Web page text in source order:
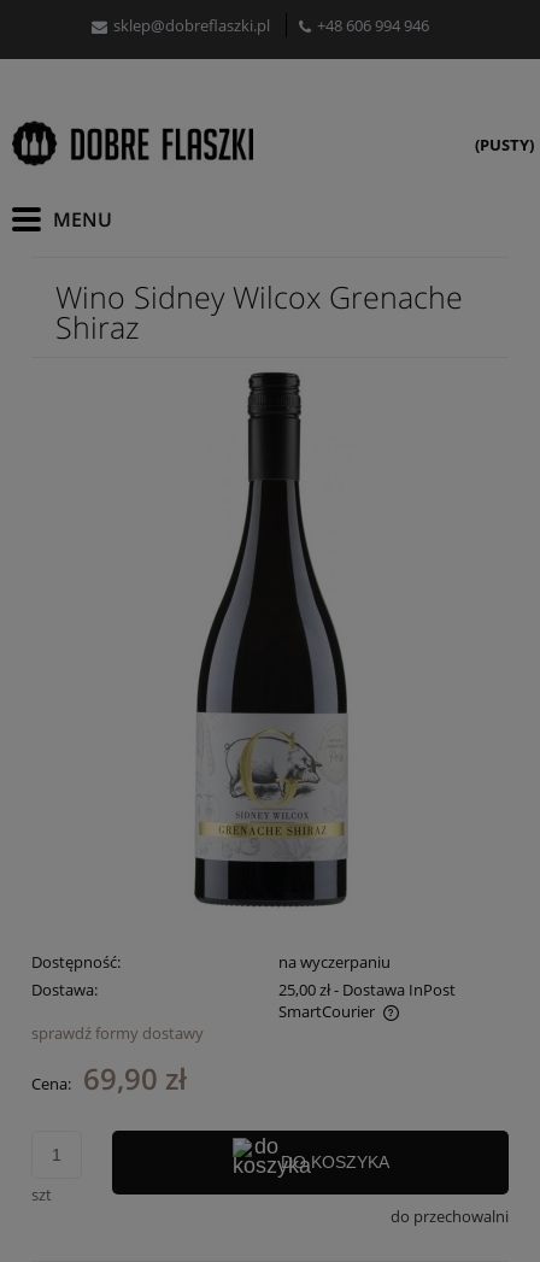
sklep@dobreflaszki.pl +48 606 994 946
(PUSTY)
Wino Sidney Wilcox Grenache
Shiraz
Dostępność:
na wyczerpaniu
Dostawa:
25,00 zł- Dostawa InPost
SmartCourier
Cena nie zawiera ewentualnych kosztów płatności
sprawdź formy dostawy
Cena: 69,90 zł
szt
DO KOSZYKA
do przechowalni